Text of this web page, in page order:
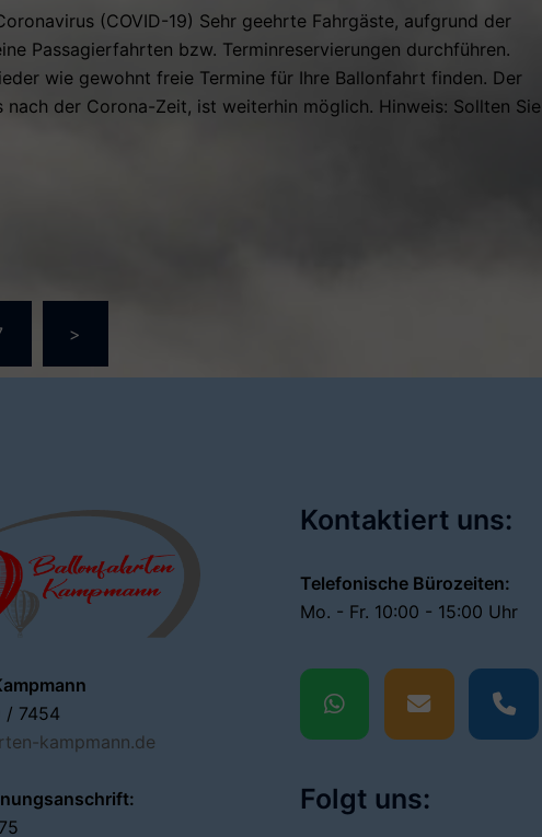
(COVID-19) Sehr geehrte Fahrgäste, aufgrund der
Passagierfahrten bzw. Terminreservierungen durchführen.
wie gewohnt freie Termine für Ihre Ballonfahrt finden. Der
der Corona-Zeit, ist weiterhin möglich. Hinweis: Sollten Sie
>
/ 7454
kampmann.de
Kontaktiert uns:
Telefonische Bürozeiten:
Mo. - Fr. 10:00 - 15:00 Uhr
Folgt uns: